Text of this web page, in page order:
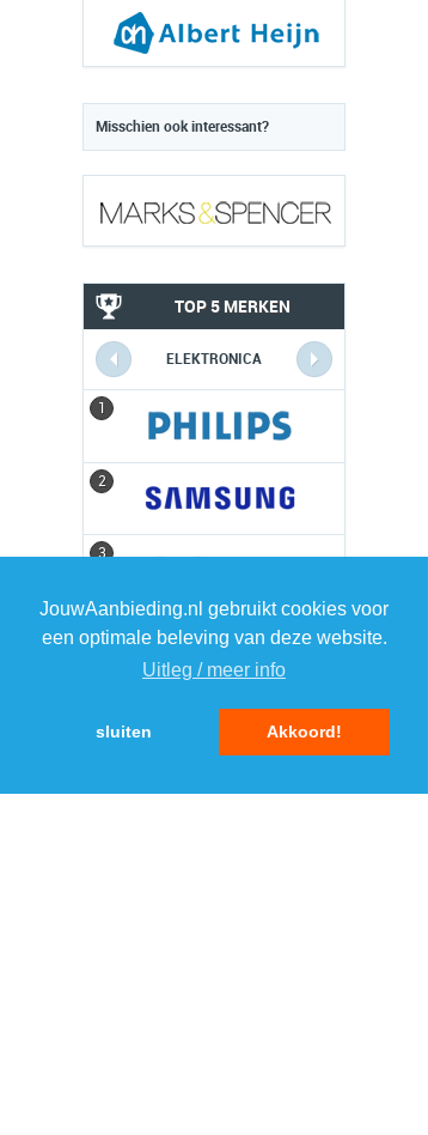
JouwAanbieding.nl gebruikt cookies voor
een optimale beleving van deze website.
Uitleg / meer info
sluiten Akkoord!
Misschien ook interessant?
TOP 5 MERKEN
ELEKTRONICA
1
2
3 3